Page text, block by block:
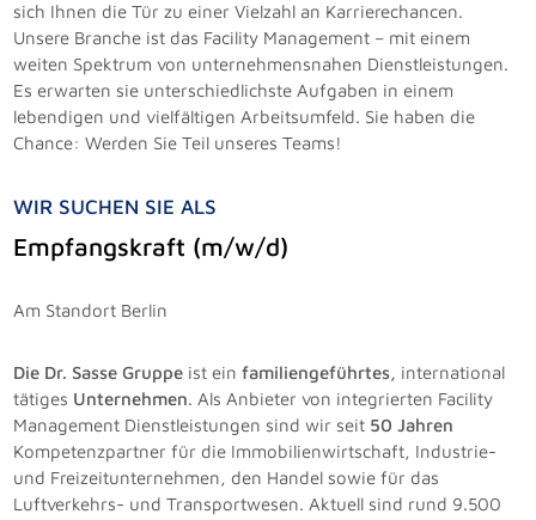
sich Ihnen die Tür zu einer Vielzahl an Karrierechancen.
Unsere Branche ist das Facility Management – mit einem
weiten Spektrum von unternehmensnahen Dienstleistungen.
Es erwarten sie unterschiedlichste Aufgaben in einem
lebendigen und vielfältigen Arbeitsumfeld. Sie haben die
Chance: Werden Sie Teil unseres Teams!
WIR SUCHEN SIE ALS
Empfangskraft (m/w/d)
Am Standort Berlin
Die Dr. Sasse Gruppe ist einfamiliengeführtes, international
tätiges Unternehmen. Als Anbieter von integrierten Facility
Management Dienstleistungen sind wir seit 50 Jahren
Kompetenzpartner für die Immobilienwirtschaft, Industrie-
und Freizeitunternehmen, den Handel sowie für das
Luftverkehrs- und Transportwesen. Aktuell sind rund 9.500